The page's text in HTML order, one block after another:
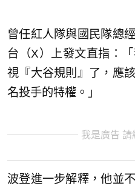
曾任紅人隊與國民隊總
台（X）上發文直指：
視『大谷規則』了，應
名投手的特權。」
我是廣告 請
波登進一步解釋，他並